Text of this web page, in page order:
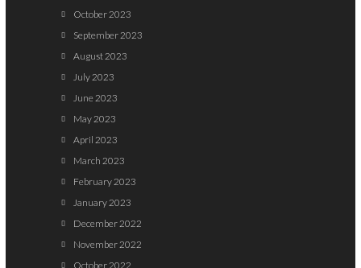
October 2023
September 2023
August 2023
July 2023
June 2023
May 2023
April 2023
March 2023
February 2023
January 2023
December 2022
November 2022
October 2022